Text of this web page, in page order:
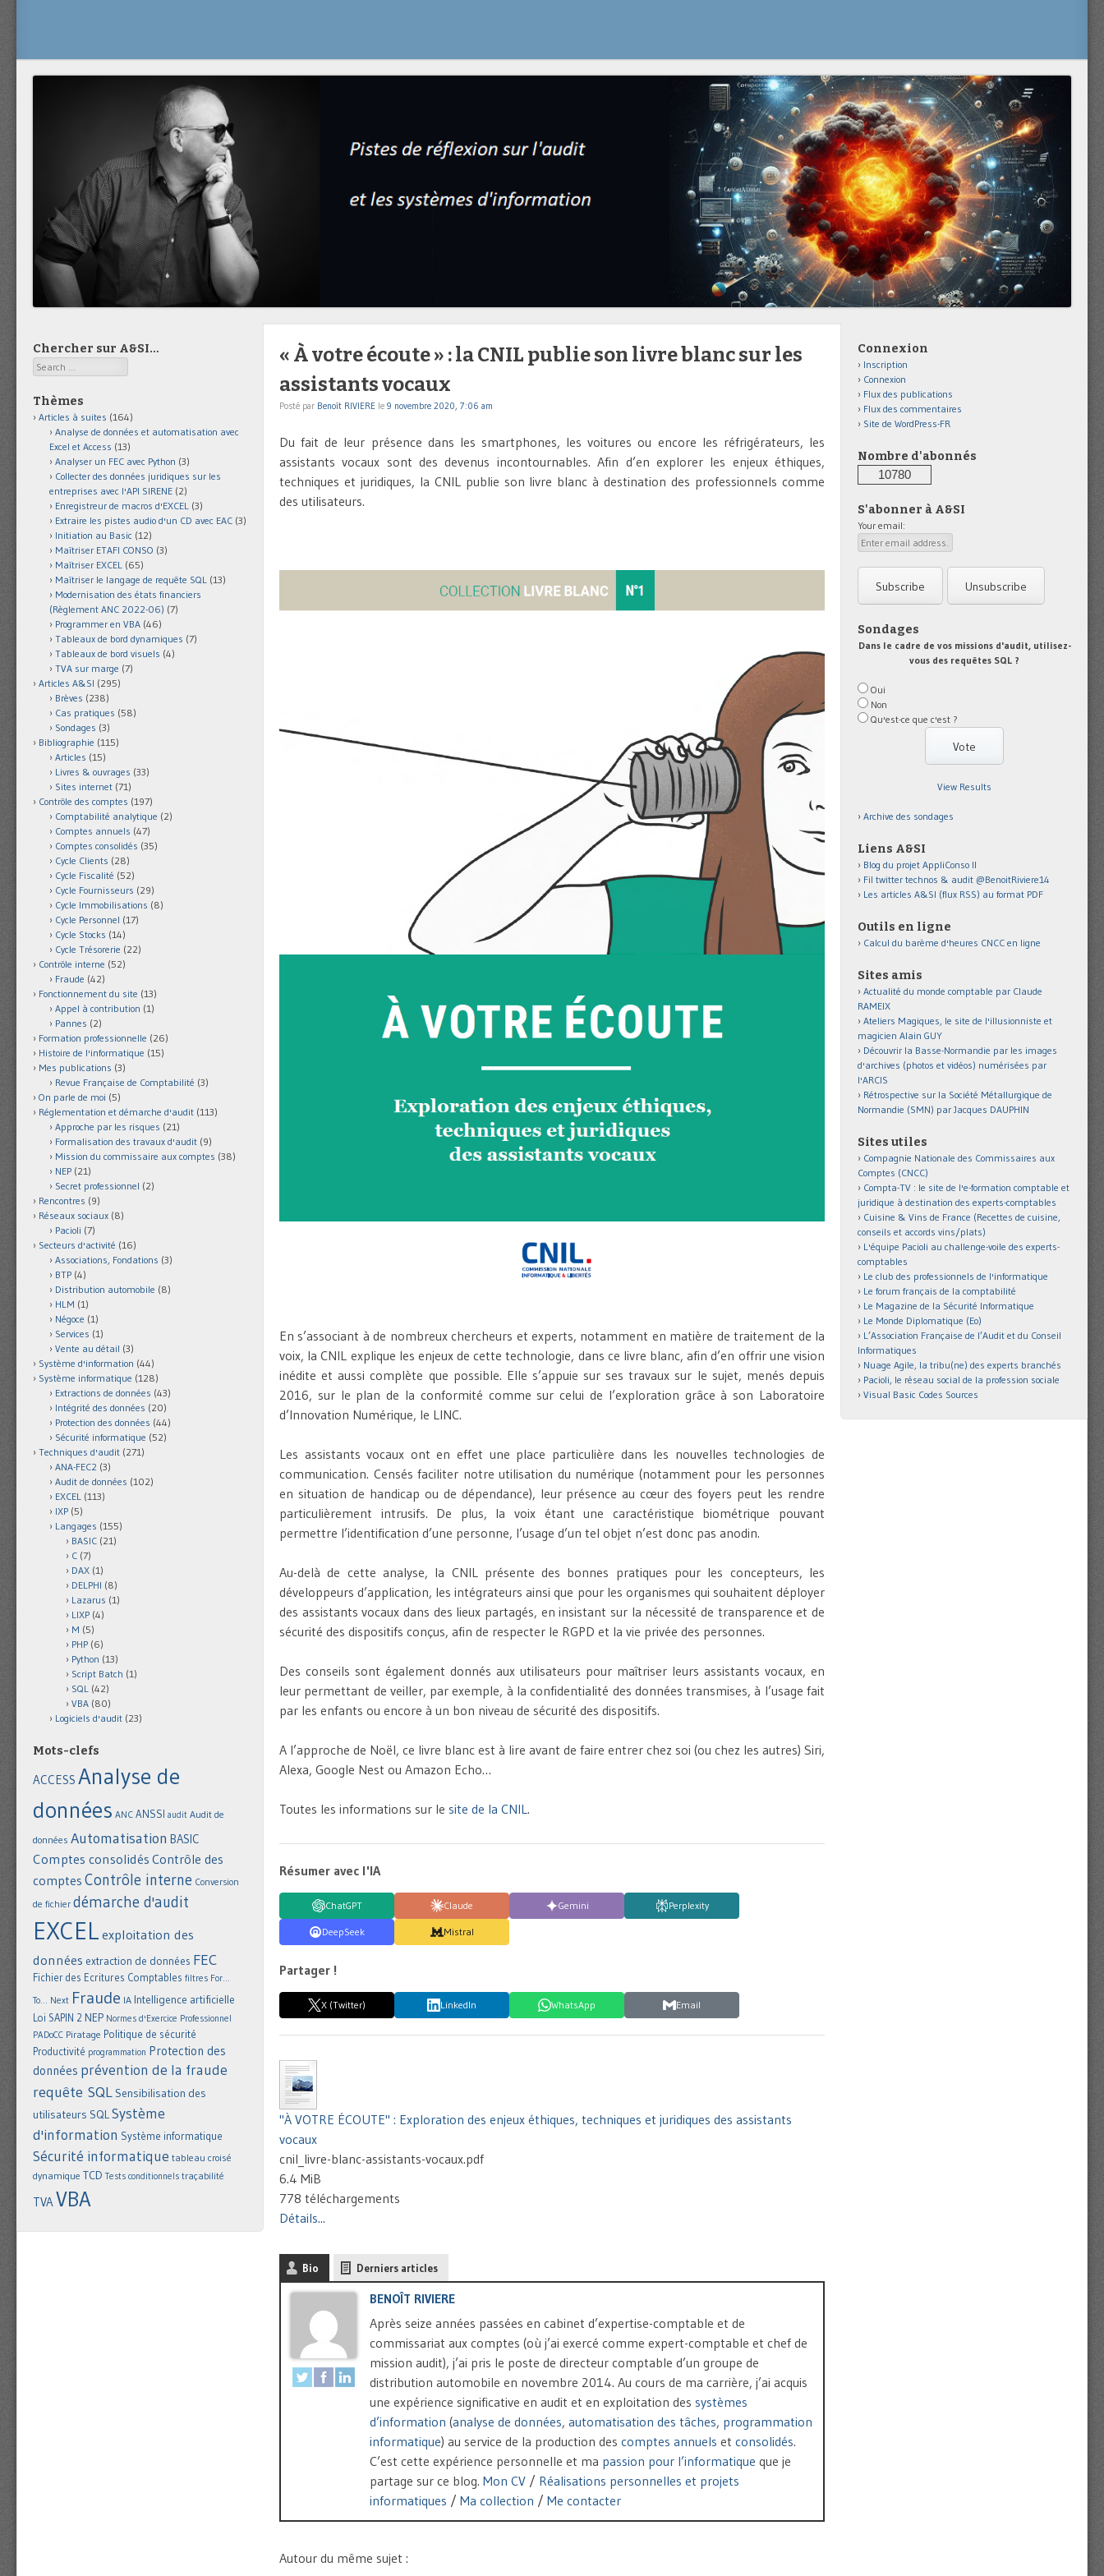
« À votre écoute » : la CNIL publie son livre blanc sur les
assistants vocaux
Posté par Benoît RIVIERE le 9 novembre 2020, 7:06 am
Du fait de leur présence dans les smartphones, les voitures ou encore les réfrigérateurs, les
assistants vocaux sont des devenus incontournables. Afin d’en explorer les enjeux éthiques,
techniques et juridiques, la CNIL publie son livre blanc à destination des professionnels comme
des utilisateurs.
En s’associant à de nombreux chercheurs et experts, notamment en matière de traitement de la
voix, la CNIL explique les enjeux de cette technologie, dans ce livre blanc, afin d’en offrir une vision
inédite et aussi complète que possible. Elle s’appuie sur ses travaux sur le sujet, menés depuis
2016, sur le plan de la conformité comme sur celui de l’exploration grâce à son Laboratoire
d’Innovation Numérique, le LINC.
Les assistants vocaux ont en effet une place particulière dans les nouvelles technologies de
communication. Censés faciliter notre utilisation du numérique (notamment pour les personnes
en situation de handicap ou de dépendance), leur présence au cœur des foyers peut les rendre
particulièrement intrusifs. De plus, la voix étant une caractéristique biométrique pouvant
permettre l’identification d’une personne, l’usage d’un tel objet n’est donc pas anodin.
Au-delà de cette analyse, la CNIL présente des bonnes pratiques pour les concepteurs, les
développeurs d’application, les intégrateurs ainsi que pour les organismes qui souhaitent déployer
des assistants vocaux dans des lieux partagés, en insistant sur la nécessité de transparence et de
sécurité des dispositifs conçus, afin de respecter le RGPD et la vie privée des personnes.
Des conseils sont également donnés aux utilisateurs pour maîtriser leurs assistants vocaux, en
leur permettant de veiller, par exemple, à la confidentialité des données transmises, à l’usage fait
par les enfants ou encore à un bon niveau de sécurité des dispositifs.
A l’approche de Noël, ce livre blanc est à lire avant de faire entrer chez soi (ou chez les autres) Siri,
Alexa, Google Nest ou Amazon Echo…
Toutes les informations sur le site de la CNIL.
Résumer avec l'IA
ChatGPT Claude Gemini Perplexity
DeepSeek Mistral
Partager !
X (Twitter) LinkedIn WhatsApp Email
"À VOTRE ÉCOUTE" : Exploration des enjeux éthiques, techniques et juridiques des assistants
vocaux
cnil_livre-blanc-assistants-vocaux.pdf
6.4 MiB
778 téléchargements
Détails...
Bio Derniers articles
BENOÎT RIVIERE
Après seize années passées en cabinet d’expertise-comptable et de
commissariat aux comptes (où j’ai exercé comme expert-comptable et chef de
mission audit), j’ai pris le poste de directeur comptable d’un groupe de
distribution automobile en novembre 2014. Au cours de ma carrière, j’ai acquis
une expérience significative en audit et en exploitation des systèmes
d’information (analyse de données, automatisation des tâches, programmation
informatique) au service de la production des comptes annuels et consolidés.
C’est cette expérience personnelle et ma passion pour l’informatique que je
partage sur ce blog. Mon CV / Réalisations personnelles et projets
informatiques / Ma collection / Me contacter
Autour du même sujet :
Chercher sur A&SI…
Search
Thèmes
Articles à suites (164)
Analyse de données et automatisation avec
Excel et Access (13)
Analyser un FEC avec Python (3)
Collecter des données juridiques sur les
entreprises avec l'API SIRENE (2)
Enregistreur de macros d'EXCEL (3)
Extraire les pistes audio d'un CD avec EAC (3)
Initiation au Basic (12)
Maîtriser ETAFI CONSO (3)
Maîtriser EXCEL (65)
Maîtriser le langage de requête SQL (13)
Modernisation des états financiers
(Règlement ANC 2022-06) (7)
Programmer en VBA (46)
Tableaux de bord dynamiques (7)
Tableaux de bord visuels (4)
TVA sur marge (7)
Articles A&SI (295)
Brèves (238)
Cas pratiques (58)
Sondages (3)
Bibliographie (115)
Articles (15)
Livres & ouvrages (33)
Sites internet (71)
Contrôle des comptes (197)
Comptabilité analytique (2)
Comptes annuels (47)
Comptes consolidés (35)
Cycle Clients (28)
Cycle Fiscalité (52)
Cycle Fournisseurs (29)
Cycle Immobilisations (8)
Cycle Personnel (17)
Cycle Stocks (14)
Cycle Trésorerie (22)
Contrôle interne (52)
Fraude (42)
Fonctionnement du site (13)
Appel à contribution (1)
Pannes (2)
Formation professionnelle (26)
Histoire de l'informatique (15)
Mes publications (3)
Revue Française de Comptabilité (3)
On parle de moi (5)
Réglementation et démarche d'audit (113)
Approche par les risques (21)
Formalisation des travaux d'audit (9)
Mission du commissaire aux comptes (38)
NEP (21)
Secret professionnel (2)
Rencontres (9)
Réseaux sociaux (8)
Pacioli (7)
Secteurs d'activité (16)
Associations, Fondations (3)
BTP (4)
Distribution automobile (8)
HLM (1)
Négoce (1)
Services (1)
Vente au détail (3)
Système d'information (44)
Système informatique (128)
Extractions de données (43)
Intégrité des données (20)
Protection des données (44)
Sécurité informatique (52)
Techniques d'audit (271)
ANA-FEC2 (3)
Audit de données (102)
EXCEL (113)
IXP (5)
Langages (155)
BASIC (21)
C (7)
DAX (1)
DELPHI (8)
Lazarus (1)
LIXP (4)
M (5)
PHP (6)
Python (13)
Script Batch (1)
SQL (42)
VBA (80)
Logiciels d'audit (23)
Mots-clefs
ACCESS Analyse de
données ANC ANSSI audit Audit de
données Automatisation BASIC
Comptes consolidés Contrôle des
comptes Contrôle interne Conversion
de fichier démarche d'audit
EXCEL exploitation des
données extraction de données FEC
Fichier des Ecritures Comptables filtres For...
To... Next Fraude IA Intelligence artificielle
Loi SAPIN 2 NEP Normes d'Exercice Professionnel
PADoCC Piratage Politique de sécurité
Productivité programmation Protection des
données prévention de la fraude
requête SQL Sensibilisation des
utilisateurs SQLSystème
d'information Système informatique
Sécurité informatique tableau croisé
dynamique TCD Tests conditionnels traçabilité
TVAVBA
Connexion
Inscription
Connexion
Flux des publications
Flux des commentaires
Site de WordPress-FR
Nombre d'abonnés
10780
S'abonner à A&SI
Your email:
Sondages
Dans le cadre de vos missions d'audit, utilisez-
vous des requêtes SQL ?
Oui
Non
Qu'est-ce que c'est ?
View Results
Archive des sondages
Liens A&SI
Blog du projet AppliConso II
Fil twitter technos & audit @BenoitRiviere14
Les articles A&SI (flux RSS) au format PDF
Outils en ligne
Calcul du barème d'heures CNCC en ligne
Sites amis
Actualité du monde comptable par Claude
RAMEIX
Ateliers Magiques, le site de l'illusionniste et
magicien Alain GUY
Découvrir la Basse-Normandie par les images
d'archives (photos et vidéos) numérisées par
l'ARCIS
Rétrospective sur la Société Métallurgique de
Normandie (SMN) par Jacques DAUPHIN
Sites utiles
Compagnie Nationale des Commissaires aux
Comptes (CNCC)
Compta-TV : le site de l'e-formation comptable et
juridique à destination des experts-comptables
Cuisine & Vins de France (Recettes de cuisine,
conseils et accords vins/plats)
L'équipe Pacioli au challenge-voile des experts-
comptables
Le club des professionnels de l'informatique
Le forum français de la comptabilité
Le Magazine de la Sécurité Informatique
Le Monde Diplomatique (Eo)
L’Association Française de l’Audit et du Conseil
Informatiques
Nuage Agile, la tribu(ne) des experts branchés
Pacioli, le réseau social de la profession sociale
Visual Basic Codes Sources